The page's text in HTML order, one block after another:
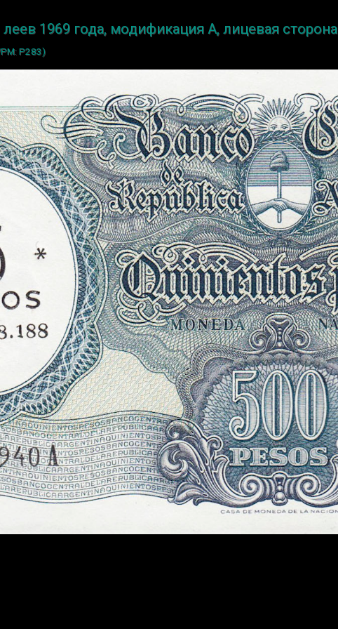
1969 года, модификация A, лицевая сторона
P283)